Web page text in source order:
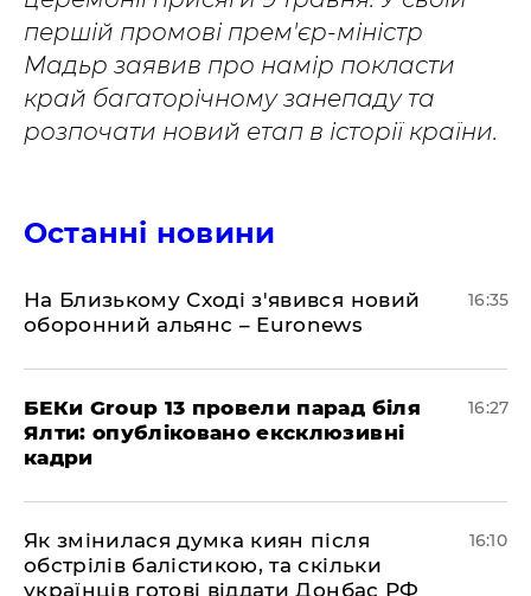
першій промові прем'єр-міністр
Мадьр заявив про намір покласти
край багаторічному занепаду та
розпочати новий етап в історії країни.
Останні новини
На Близькому Сході з'явився новий
оборонний альянс – Euronews
16:35
БЕКи Group 13 провели парад біля
Ялти: опубліковано ексклюзивні
кадри
16:27
Як змінилася думка киян після
обстрілів балістикою, та скільки
українців готові віддати Донбас РФ
16:10